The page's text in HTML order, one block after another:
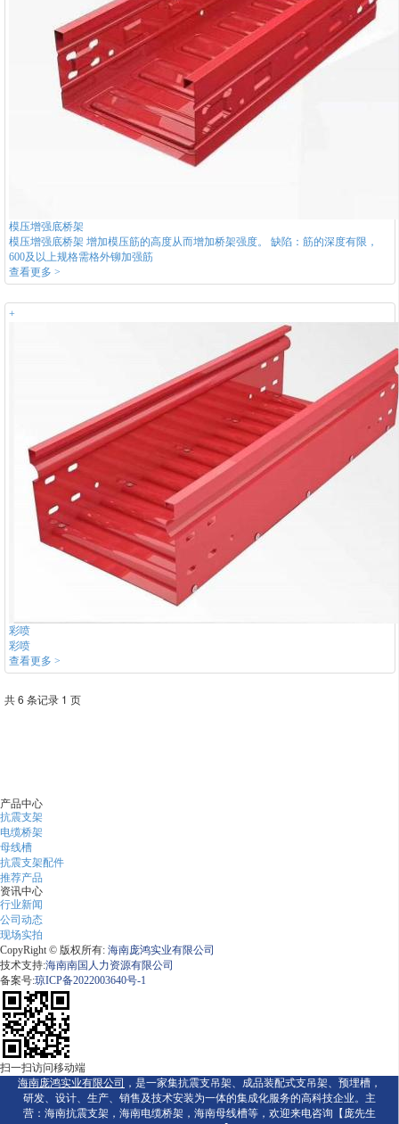
模压增强底桥架
模压增强底桥架 增加模压筋的高度从而增加桥架强度。 缺陷：筋的深度有限，
600及以上规格需格外铆加强筋
查看更多 >
+
彩喷
彩喷
查看更多 >
共 6 条记录 1 页
产品中心
抗震支架
电缆桥架
母线槽
抗震支架配件
推荐产品
资讯中心
行业新闻
公司动态
现场实拍
CopyRight © 版权所有: 海南庞鸿实业有限公司
技术支持:海南南国人力资源有限公司
备案号:琼ICP备2022003640号-1
扫一扫访问移动端
海南庞鸿实业有限公司 ，是一家集抗震支吊架、成品装配式支吊架、预埋槽，
研发、设计、生产、销售及技术安装为一体的集成化服务的高科技企业。主
营：海南抗震支架，海南电缆桥架，海南母线槽等，欢迎来电咨询【庞先生